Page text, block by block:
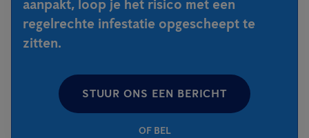
aanpakt, loop je het risico met een
regelrechte infestatie opgescheept te
zitten.
STUUR ONS EEN BERICHT
OF BEL